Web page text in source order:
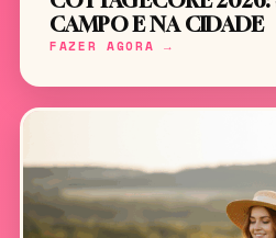
CAMPO E NA CIDADE
FAZER AGORA →